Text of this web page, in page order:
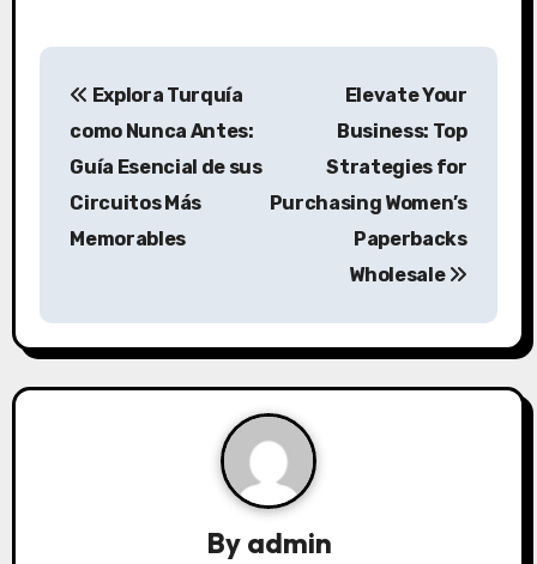
P
a
v
Explora Turquía
como Nunca Antes:
Guía Esencial de sus
Circuitos Más
Memorables
Elevate Your
Business: Top
Strategies for
Purchasing Women’s
Paperbacks
Wholesale
By admin